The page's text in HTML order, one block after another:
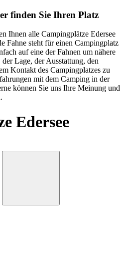
finden Sie Ihren Platz
Ihnen alle Campingplätze Edersee
Fahne steht für einen Campingplatz
auf eine der Fahnen um nähere
Lage, der Ausstattung, den
Kontakt des Campingplatzes zu
mit dem Camping in der
können Sie uns Ihre Meinung und
Edersee